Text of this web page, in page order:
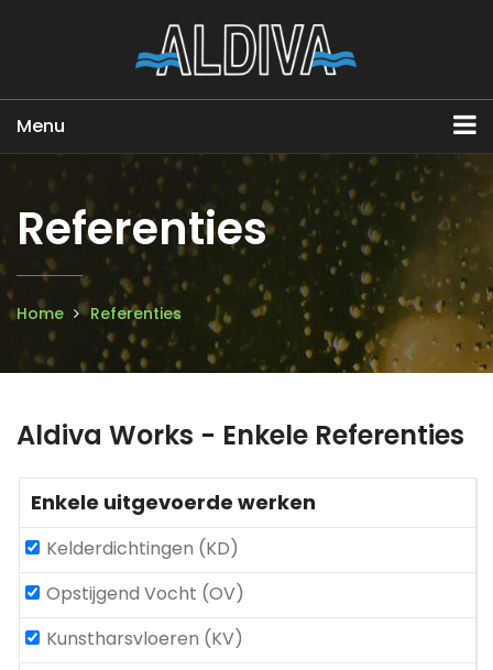
Menu
Referenties
Home Referenties
Aldiva Works - Enkele Referenties
Enkele uitgevoerde werken
Kelderdichtingen (KD)
Opstijgend Vocht (OV)
Kunstharsvloeren (KV)